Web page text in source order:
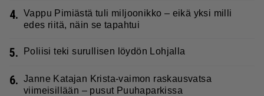
4. Vappu Pimiästä tuli miljoonikko – eikä yksi milli
edes riitä, näin se tapahtui
5. Poliisi teki surullisen löydön Lohjalla
6. Janne Katajan Krista-vaimon raskausvatsa
viimeisillään – pusut Puuhaparkissa